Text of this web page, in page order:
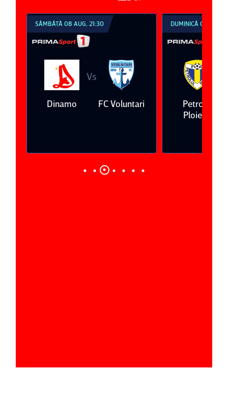
SÂMBĂTĂ 08 AUG, 21:30
Dinamo
Vs
FC Voluntari
DUMINICĂ 09 AUG,
Petrolul
Ploieşti